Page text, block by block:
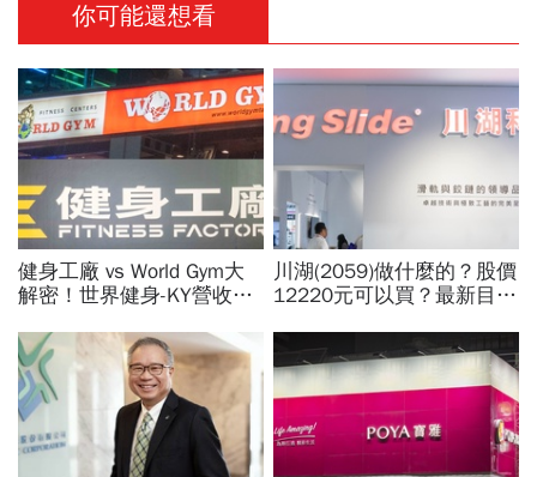
你可能還想看
健身工廠 vs World Gym大
解密！世界健身-KY營收大
課、會籍…誰才是真正賺錢
金雞母？
川湖(2059)做什麼的？股價
12220元可以買？最新目標
利？南俊國際、富世達...3
大概念股買誰好